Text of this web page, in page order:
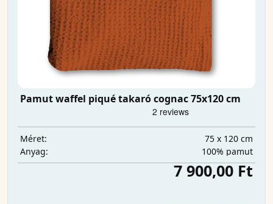
Pamut waffel piqué takaró cognac 75x120 cm
Méret:
75 x 120 cm
Anyag:
100% pamut
7 900,00 Ft